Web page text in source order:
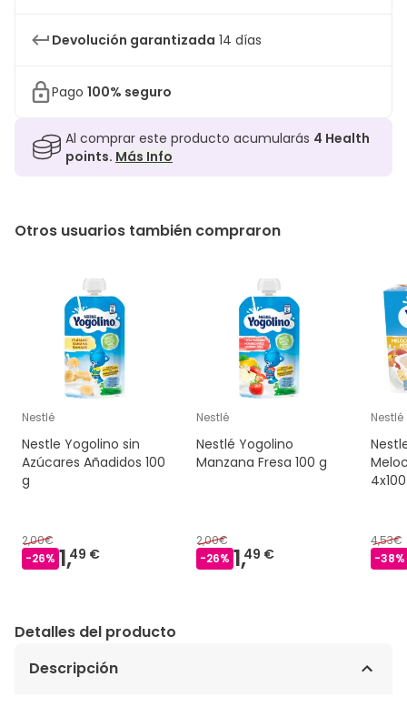
Devolución garantizada 14 días
Pago 100% seguro
Al comprar este producto acumularás 4 Health
points. Más Info
Otros usuarios también compraron
Nestlé
Nestle Yogolino sin
Azúcares Añadidos 100
g
2,00€
-26% 1,49 €
Nestlé
Nestlé Yogolino
Manzana Fresa 100 g
2,00€
-26% 1,49 €
Nestlé
4,53€
-38%
Detalles del producto
Descripción